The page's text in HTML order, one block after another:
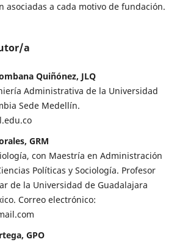
asociadas a cada motivo de fundación.
a
Quiñónez, JLQ
Administrativa de la Universidad
Sede Medellín.
GRM
con Maestría en Administración
Políticas y Sociología. Profesor
de la Universidad de Guadalajara
Correo electrónico:
GPO